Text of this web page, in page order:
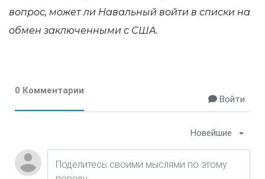
вопрос, может ли Навальный войти в списки на
обмен заключенными с США.
0 Комментарии
Войти
Новейшие